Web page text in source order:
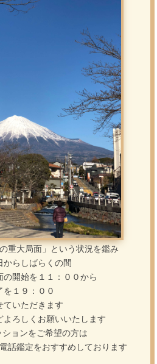
重大局面」という状況を鑑み
からしばらくの間
の開始を１１：００から
を１９：００
ていただきます
よろしくお願いいたします
ョンをご希望の方は
話鑑定をおすすめしております